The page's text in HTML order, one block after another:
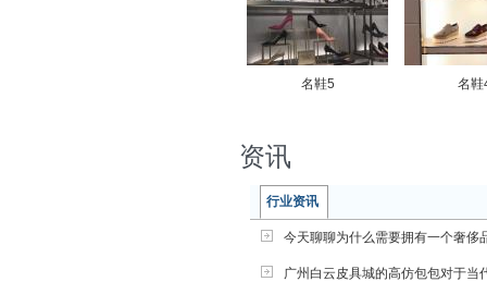
名鞋5 名鞋
资讯
行业资讯
今天聊聊为什么需要拥有一个奢侈
广州白云皮具城的高仿包包对于当